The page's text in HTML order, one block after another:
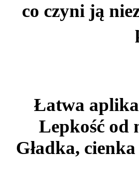
co czyni ją
Łatwa
Lepkość od
Gładka,